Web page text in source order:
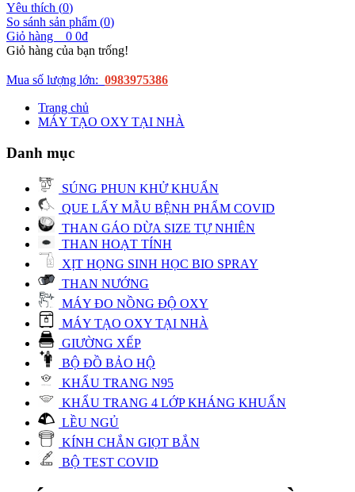
Yêu thích (0)
So sánh sản phẩm (0)
Giỏ hàng
0 0đ
Giỏ hàng của bạn trống!
Mua số lượng lớn: 0983975386
Trang chủ
MÁY TẠO OXY TẠI NHÀ
Danh mục
SÚNG PHUN KHỬ KHUẨN
QUE LẤY MẪU BỆNH PHẨM COVID
THAN GÁO DỪA SIZE TỰ NHIÊN
THAN HOẠT TÍNH
XỊT HỌNG SINH HỌC BIO SPRAY
THAN NƯỚNG
MÁY ĐO NỒNG ĐỘ OXY
MÁY TẠO OXY TẠI NHÀ
GIƯỜNG XẾP
BỘ ĐỒ BẢO HỘ
KHẨU TRANG N95
KHẨU TRANG 4 LỚP KHÁNG KHUẨN
LỀU NGỦ
KÍNH CHẮN GIỌT BẮN
BỘ TEST COVID